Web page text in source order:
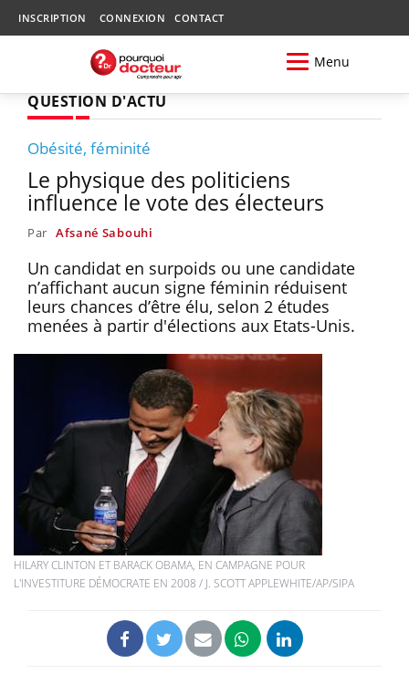
INSCRIPTION CONNEXION CONTACT
Menu
QUESTION D'ACTU
Obésité, féminité
Le physique des politiciens
influence le vote des électeurs
Par Afsané Sabouhi
Un candidat en surpoids ou une candidate
n’affichant aucun signe féminin réduisent
leurs chances d’être élu, selon 2 études
menées à partir d'élections aux Etats-Unis.
HILARY CLINTON ET BARACK OBAMA, EN CAMPAGNE POUR
L'INVESTITURE DÉMOCRATE EN 2008 / J. SCOTT APPLEWHITE/AP/SIPA